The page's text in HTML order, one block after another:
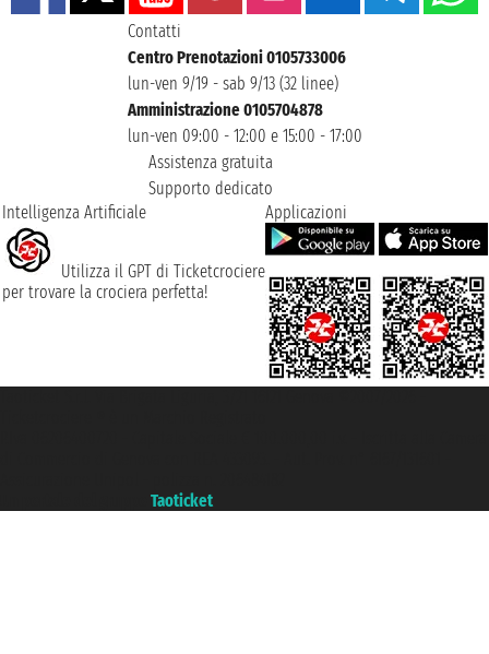
Contatti
Centro Prenotazioni 0105733006
lun-ven 9/19 - sab 9/13 (32 linee)
Amministrazione 0105704878
lun-ven 09:00 - 12:00 e 15:00 - 17:00
Assistenza gratuita
Supporto dedicato
Intelligenza Artificiale
Utilizza il GPT di Ticketcrociere
per trovare la crociera perfetta!
Applicazioni
Taoticket